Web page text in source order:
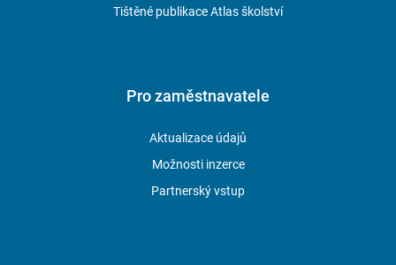
Tištěné publikace Atlas školství
Pro zaměstnavatele
Aktualizace údajů
Možnosti inzerce
Partnerský vstup